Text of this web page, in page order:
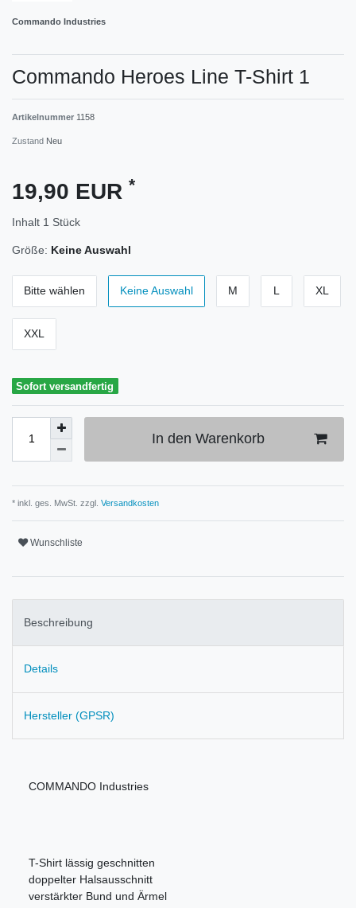
Commando Industries
Commando Heroes Line T-Shirt 1
Artikelnummer 1158
Zustand Neu
19,90 EUR *
Inhalt 1 Stück
Größe: Keine Auswahl
Bitte wählen Keine Auswahl M L XL
XXL
Sofort versandfertig
In den Warenkorb
* inkl. ges. MwSt. zzgl. Versandkosten
Wunschliste
Beschreibung
Details
Hersteller (GPSR)
COMMANDO Industries
T-Shirt lässig geschnitten
doppelter Halsausschnitt
verstärkter Bund und Ärmel